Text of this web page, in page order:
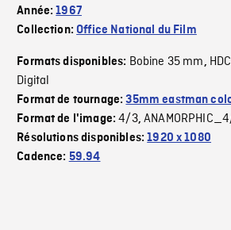
Année:1967
Collection:Office National du Film
Formats disponibles: Bobine 35 mm,
Digital
Format de tournage:35mm eastman
Format de l'image:4/3,
Résolutions disponibles:1920 x 1080
Cadence: 59.94